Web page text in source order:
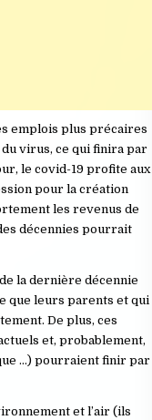
emplois plus précaires
virus, ce qui finira par
le covid-19 profite aux
pour la création
les revenus de
décennies pourrait
la dernière décennie
que leurs parents et qui
De plus, ces
et, probablement,
…) pourraient finir par
et l’air (ils